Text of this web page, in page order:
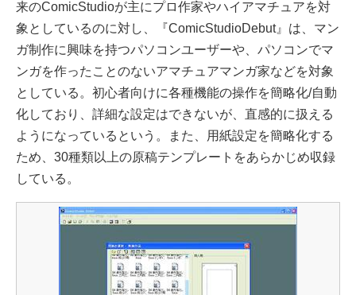
来のComicStudioが主にプロ作家やハイアマチュアを対
象としているのに対し、『ComicStudioDebut』は、マン
ガ制作に興味を持つパソコンユーザーや、パソコンでマ
ンガを作ったことのないアマチュアマンガ家などを対象
としている。初心者向けに各種機能の操作を簡略化/自動
化しており、詳細な設定はできないが、直感的に扱える
ようになっているという。また、用紙設定を簡略化する
ため、30種類以上の原稿テンプレートをあらかじめ収録
している。